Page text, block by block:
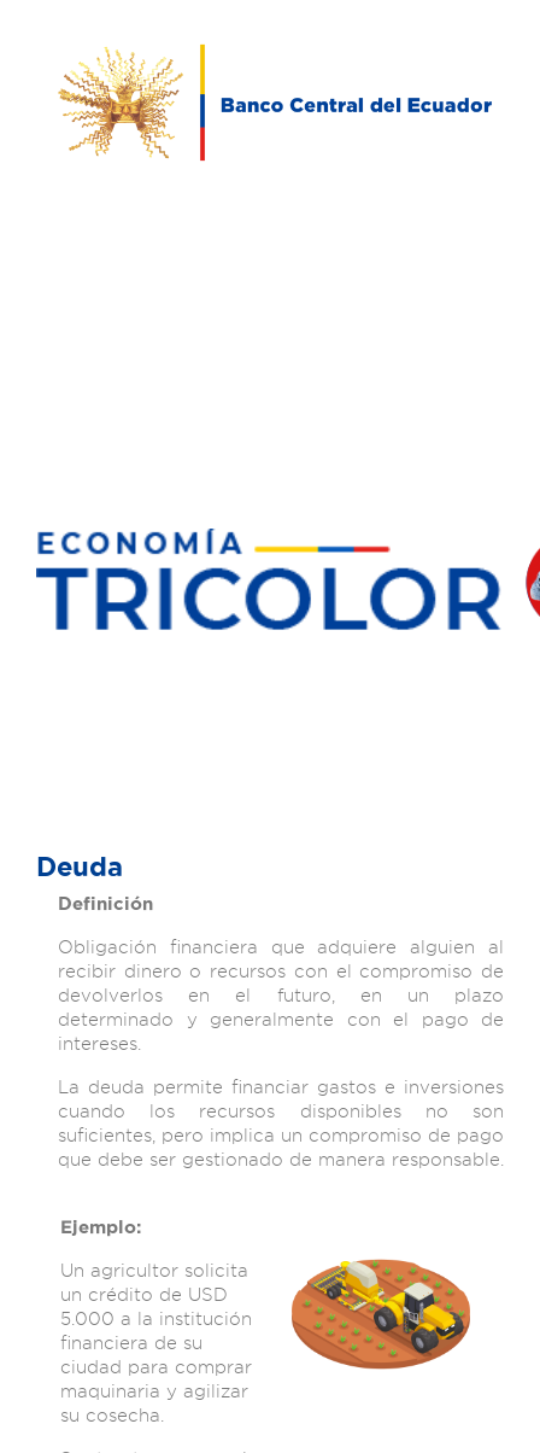
Deuda
Definición
Obligación financiera que adquiere alguien al
recibir dinero o recursos con el compromiso de
devolverlos en el futuro, en un plazo
determinado y generalmente con el pago de
intereses.
La deuda permite financiar gastos e inversiones
cuando los recursos disponibles no son
suficientes, pero implica un compromiso de pago
que debe ser gestionado de manera responsable.
Ejemplo:
Un agricultor solicita
un crédito de USD
5.000 a la institución
financiera de su
ciudad para comprar
maquinaria y agilizar
su cosecha.